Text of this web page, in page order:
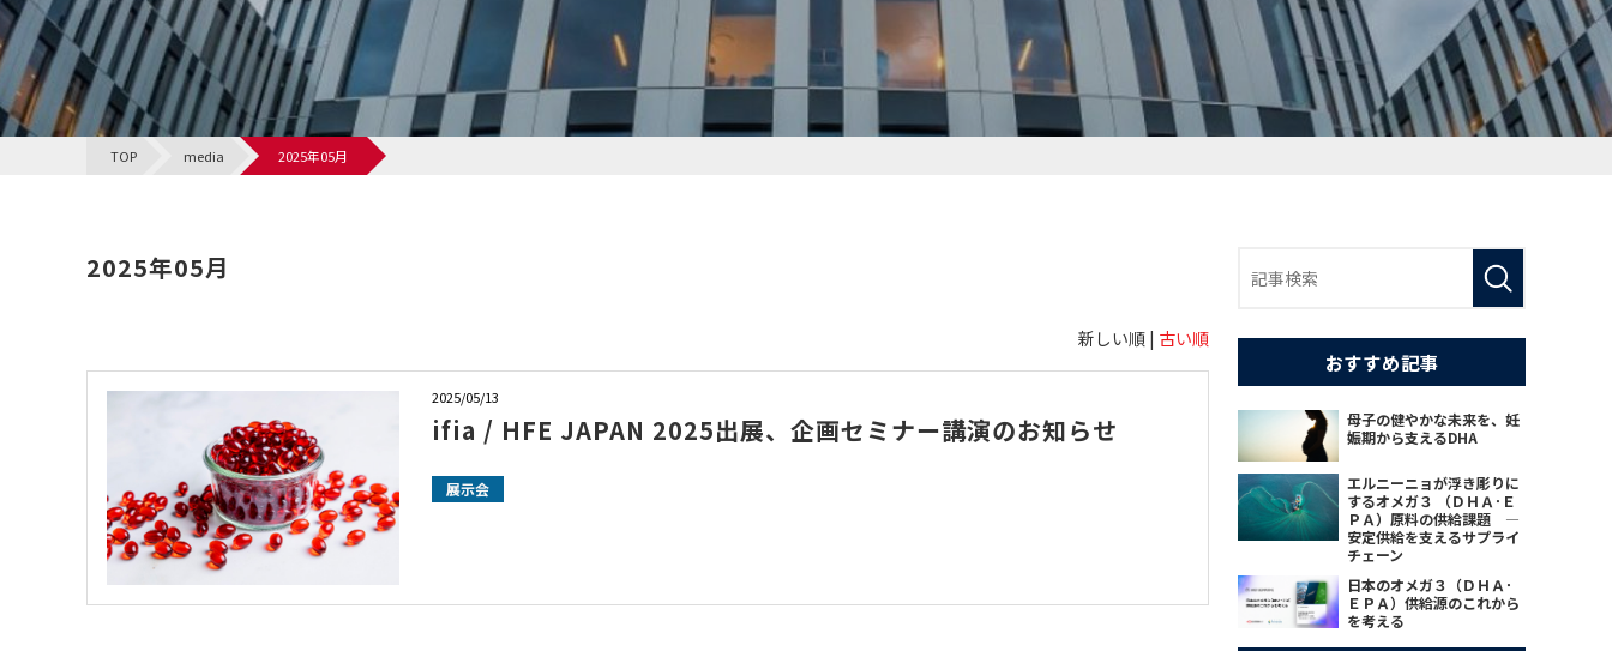
®の特長
Revervia
リバービア
®の効果
Revervia®の資料ダウンロード
TOP media 2025年05月
2025年05月
新しい順 | 古い順
2025/05/13
ifia / HFE JAPAN 2025出展、企画セミナー講演のお知らせ
展示会
おすすめ記事
母子の健やかな未来を、妊
娠期から支えるDHA
エルニーニョが浮き彫りに
するオメガ３ （ＤＨＡ･Ｅ
ＰＡ）原料の供給課題 ―
安定供給を支えるサプライ
チェーン
日本のオメガ３（ＤＨＡ･
ＥＰＡ）供給源のこれから
を考える